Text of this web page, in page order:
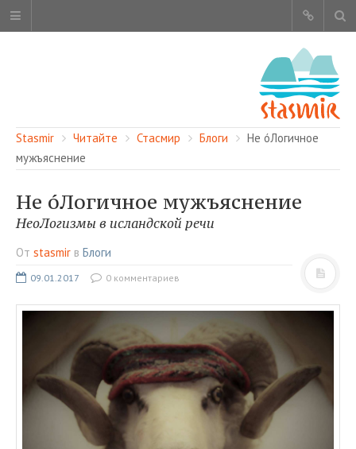
ЧИТАЙТЕ
СМОТРИТЕ
ТУРЫ В ИСЛАНДИЮ
ЗАКАЖИТЕ ТУР
ОТЗЫВЫ
Stasmir Читайте Стасмир Блоги
Не óЛогичное
мужъяснение
Не óЛогичное мужъяснение
НеоЛогизмы в исландской речи
От stasmir в Блоги
09.01.2017 0 комментариев